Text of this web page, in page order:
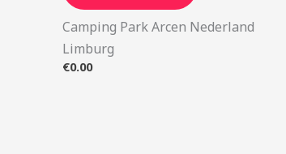
Camping Park Arcen Nederland
Limburg
€0.00